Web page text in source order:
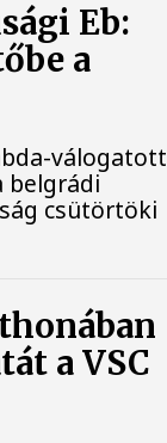
Eb:
a
belgrádi
csütörtöki
a VSC